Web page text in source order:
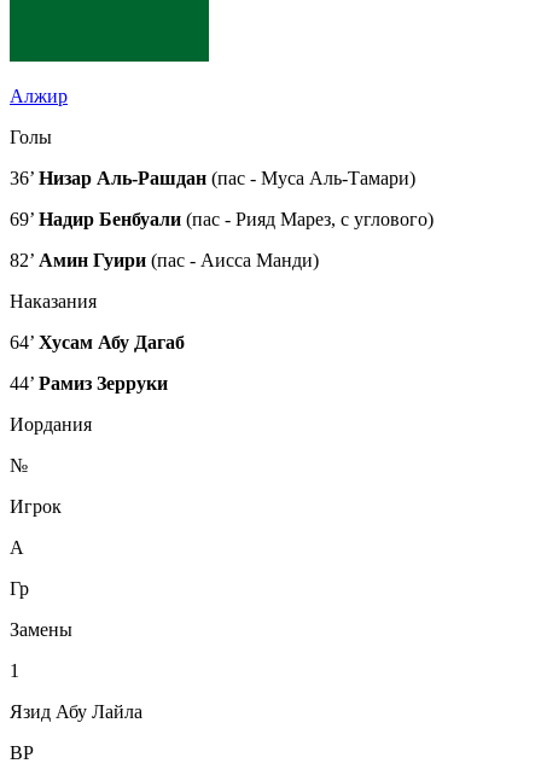
Алжир
Голы
36’ Низар Аль-Рашдан (пас - Муса Аль-Тамари)
69’ Надир Бенбуали (пас - Рияд Марез, с углового)
82’ Амин Гуири (пас - Аисса Манди)
Наказания
64’ Хусам Абу Дагаб
44’ Рамиз Зерруки
Иордания
№
Игрок
А
Гр
Замены
1
Язид Абу Лайла
ВР